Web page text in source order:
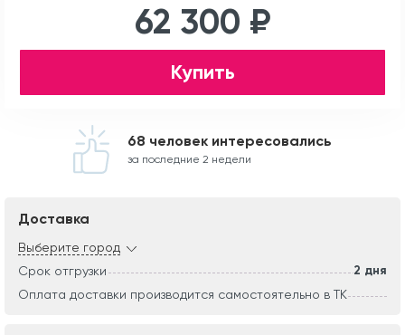
62 300 ₽
Купить
68 человек интересовались
за последние 2 недели
Доставка
Выберите город
Срок отгрузки
2 дня
Оплата доставки производится самостоятельно в ТК